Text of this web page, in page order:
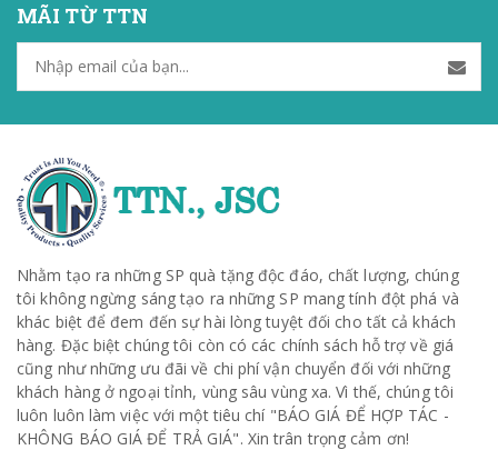
MÃI TỪ TTN
Nhằm tạo ra những SP quà tặng độc đáo, chất lượng, chúng
tôi không ngừng sáng tạo ra những SP mang tính đột phá và
khác biệt để đem đến sự hài lòng tuyệt đối cho tất cả khách
hàng. Đặc biệt chúng tôi còn có các chính sách hỗ trợ về giá
cũng như những ưu đãi về chi phí vận chuyển đối với những
khách hàng ở ngoại tỉnh, vùng sâu vùng xa. Vì thế, chúng tôi
luôn luôn làm việc với một tiêu chí "BÁO GIÁ ĐỂ HỢP TÁC -
KHÔNG BÁO GIÁ ĐỂ TRẢ GIÁ". Xin trân trọng cảm ơn!